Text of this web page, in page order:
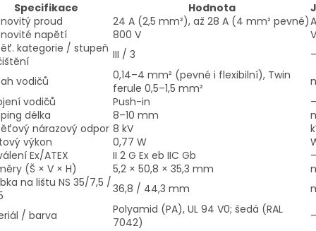
Specifikace Hodnota
proud
24 A (2,5 mm²), až 28 A (4 mm² pevné)A
napětí
800 V
V
kategorie / stupeň III / 3
vodičů
0,14–4 mm² (pevné i flexibilní), Twin
ferule 0,5–1,5 mm²
vodičů
Push-in
délka
8–10 mm
nárazový odpor 8 kV
výkon
0,77 W
Ex/ATEX
II 2 G Ex eb IIC Gb
(Š × V × H)
5,2 × 50,8 × 35,3 mm
na lištu NS 35/7,5 /36,8 / 44,3 mm
/ barva
Polyamid (PA), UL 94 V0; šedá (RAL
7042)